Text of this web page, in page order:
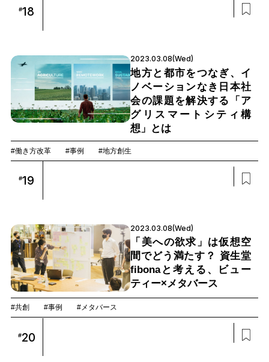
#18
2023.03.08(Wed)
地方と都市をつなぎ、イ
ノベーションなき日本社
会の課題を解決する「ア
グリスマートシティ構
想」とは
#働き方改革 #事例 #地方創生
#19
2023.03.08(Wed)
「美への欲求」は仮想空
間でどう満たす？ 資生堂
fibonaと考える、ビュー
ティー×メタバース
#共創 #事例 #メタバース
#20